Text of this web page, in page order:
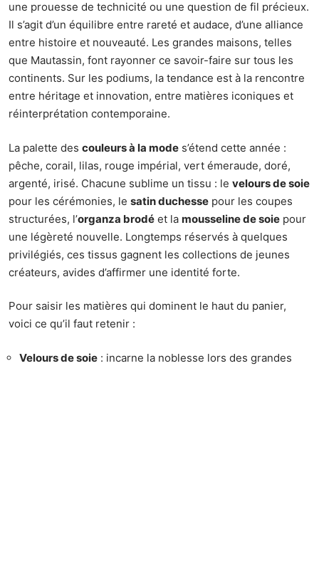
une prouesse de technicité ou une question de fil précieux.
Il s’agit d’un équilibre entre rareté et audace, d’une alliance
entre histoire et nouveauté. Les grandes maisons, telles
que Mautassin, font rayonner ce savoir-faire sur tous les
continents. Sur les podiums, la tendance est à la rencontre
entre héritage et innovation, entre matières iconiques et
réinterprétation contemporaine.
La palette des couleurs à la mode s’étend cette année :
pêche, corail, lilas, rouge impérial, vert émeraude, doré,
argenté, irisé. Chacune sublime un tissu : le velours de soie
pour les cérémonies, le satin duchesse pour les coupes
structurées, l’organza brodé et la mousseline de soie pour
une légèreté nouvelle. Longtemps réservés à quelques
privilégiés, ces tissus gagnent les collections de jeunes
créateurs, avides d’affirmer une identité forte.
Pour saisir les matières qui dominent le haut du panier,
voici ce qu’il faut retenir :
Velours de soie : incarne la noblesse lors des grandes